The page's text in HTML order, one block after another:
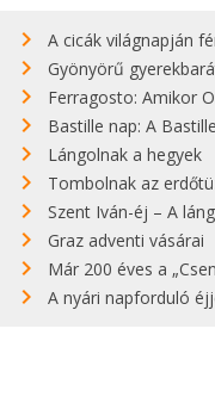
A cicák világnapján
Gyönyörű gyerekbarát
Ferragosto: Amikor
Bastille nap: A Bastille
Lángolnak a hegyek
Tombolnak az
Szent Iván-éj – A
Graz adventi vásárai
Már 200 éves a
A nyári napforduló éjjelén